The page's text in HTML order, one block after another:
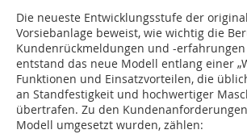
Die neueste Entwicklungsstufe der
Vorsiebanlage beweist, wie wichtig die
Kundenrückmeldungen und -erfahrungen
entstand das neue Modell entlang einer
Funktionen und Einsatzvorteilen, die
an Standfestigkeit und hochwertiger
übertrafen. Zu den
Modell umgesetzt wurden, zählen: